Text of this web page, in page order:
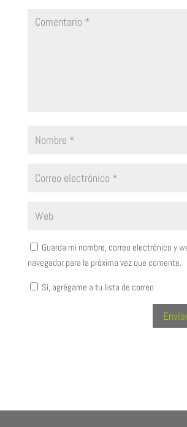
Guarda mi nombre, correo electrónico y
navegador para la próxima vez que comente.
Sí, agrégame a tu lista de correo